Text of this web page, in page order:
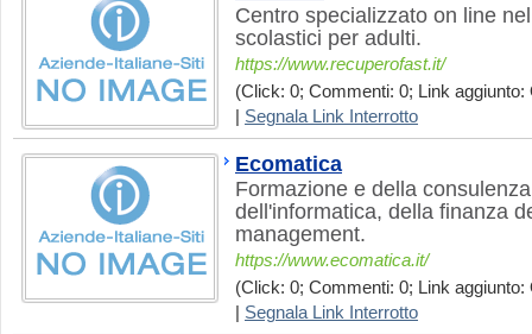
Centro specializzato on line
scolastici per adulti.
https://www.recuperofast.it/
(Click: 0; Commenti: 0; Link aggiunto:
Segnala Link Interrotto
Ecomatica
Formazione e della
dell'informatica, della finanza
management.
https://www.ecomatica.it/
(Click: 0; Commenti: 0; Link aggiunto:
Segnala Link Interrotto